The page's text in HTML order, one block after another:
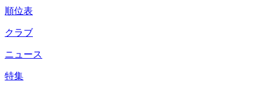
順位表
クラブ
ニュース
特集